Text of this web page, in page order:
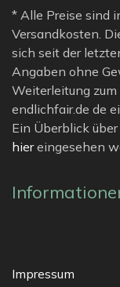
* Alle Preise sind
Versandkosten.
sich seit der
Angaben ohne
Weiterleitung
endlichfair.de de
Ein Überblick
hiereingesehen
Impressum